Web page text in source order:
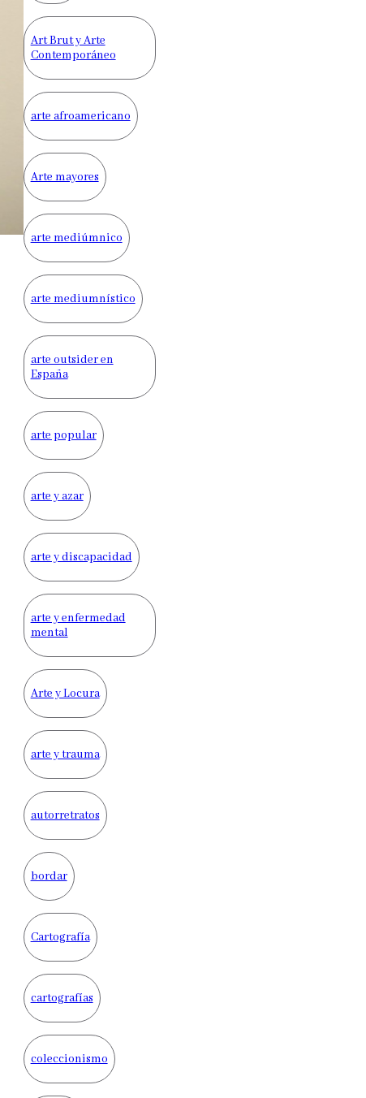
Art Brut y Arte
Contemporáneo
arte afroamericano
Arte mayores
arte mediúmnico
arte mediumnístico
arte outsider en
España
arte popular
arte y azar
arte y discapacidad
arte y enfermedad
mental
Arte y Locura
arte y trauma
autorretratos
bordar
Cartografía
cartografías
coleccionismo